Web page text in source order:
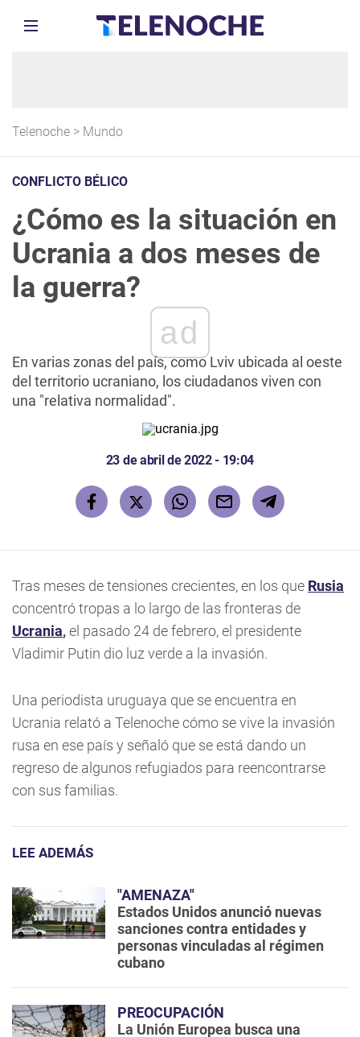
Telenoche > Mundo
CONFLICTO BÉLICO
¿Cómo es la situación en
Ucrania a dos meses de
la guerra?
ad
En varias zonas del país, como Lviv ubicada al oeste
del territorio ucraniano, los ciudadanos viven con
una "relativa normalidad".
23 de abril de 2022 - 19:04
Tras meses de tensiones crecientes, en los que Rusia
concentró tropas a lo largo de las fronteras de
Ucrania,el pasado 24 de febrero, el presidente
Vladimir Putin dio luz verde a la invasión.
Una periodista uruguaya que se encuentra en
Ucrania relató a Telenoche cómo se vive la invasión
rusa en ese país y señaló que se está dando un
regreso de algunos refugiados para reencontrarse
con sus familias.
LEE ADEMÁS
"AMENAZA"
Estados Unidos anunció nuevas
sanciones contra entidades y
personas vinculadas al régimen
cubano
PREOCUPACIÓN
La Unión Europea busca una